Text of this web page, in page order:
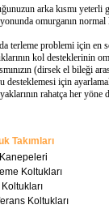
arka kısmı
omurganın
terleme problemi için
kol desteklerinin
(dirsek el bileği
için
rahatça her
Takımları
Koltukları
Koltukları